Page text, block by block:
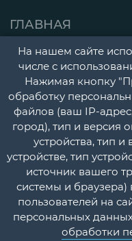
ГЛАВНАЯ
О НАС
НОВОСТИ
ДОКУМЕНТЫ
УЧЕТНАЯ
ПОЛИТИКА
КОНТАКТЫ
ВОПРОС-
ОТВЕТ
На нашем сайте
числе с
Нажимая кнопку
обработку
файлов (ваш IP-
город), тип и версия
устройства, тип
устройстве, тип
источник вашего
системы и браузера)
пользователей на
персональных
обработки